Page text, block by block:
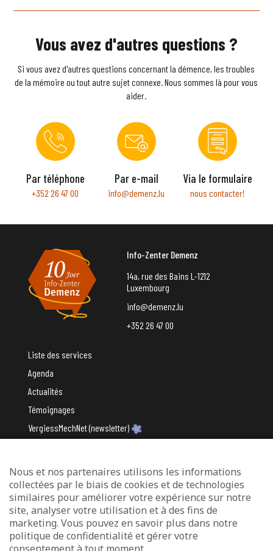
Vous avez d'autres questions ?
Si vous avez d'autres questions concernant la démence, les troubles
de la mémoire ou tout autre sujet connexe. Nous sommes là pour vous
aider.
Par téléphone
+352 26 47 00
Par e-mail
info@demenz.lu
Via le formulaire
nous contacter!
Info-Zenter Demenz
14a, rue des Bains L-1212
Luxembourg
info@demenz.lu
+352 26 47 00
Liste des services
Agenda
Actualités
Témoignages
VergiessMechNet (newsletter)
Avec le soutien du
Nous et nos partenaires utilisons les informations
collectées par le biais de cookies et de technologies
similaires pour améliorer votre expérience sur notre
site, analyser votre utilisation et à des fins de
marketing. Vous pouvez en savoir plus dans notre
politique de confidentialité et gérer votre